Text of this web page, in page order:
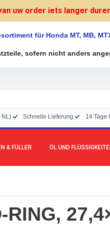
uw order iets langer
für Honda MT, MB,
sofern nicht anders
NL) Schnelle Lieferung 14 Tage
& FÜLLER ÖL UND
RING,